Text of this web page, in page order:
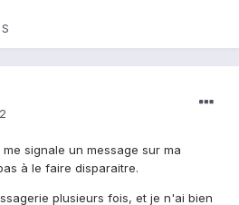
signale un message sur ma
à le faire disparaitre.
plusieurs fois, et je n'ai bien